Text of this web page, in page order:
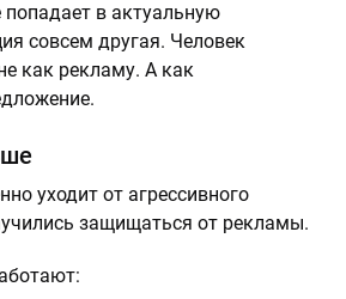
в актуальную
совсем другая. Человек
как рекламу. А как
уходит от агрессивного
защищаться от рекламы.